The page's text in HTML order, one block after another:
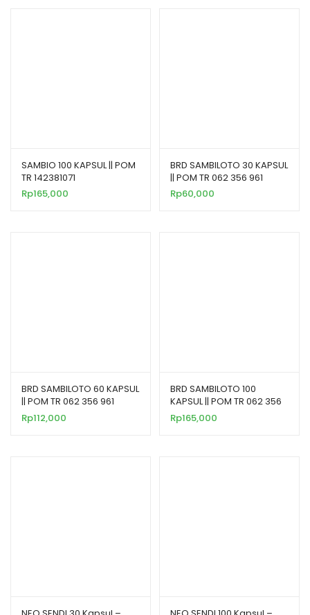
SAMBIO 100 KAPSUL || POM
TR 142381071
Rp165,000
BRD SAMBILOTO 30 KAPSUL
|| POM TR 062 356 961
Rp60,000
BRD SAMBILOTO 60 KAPSUL
|| POM TR 062 356 961
Rp112,000
BRD SAMBILOTO 100
KAPSUL || POM TR 062 356
961
Rp165,000